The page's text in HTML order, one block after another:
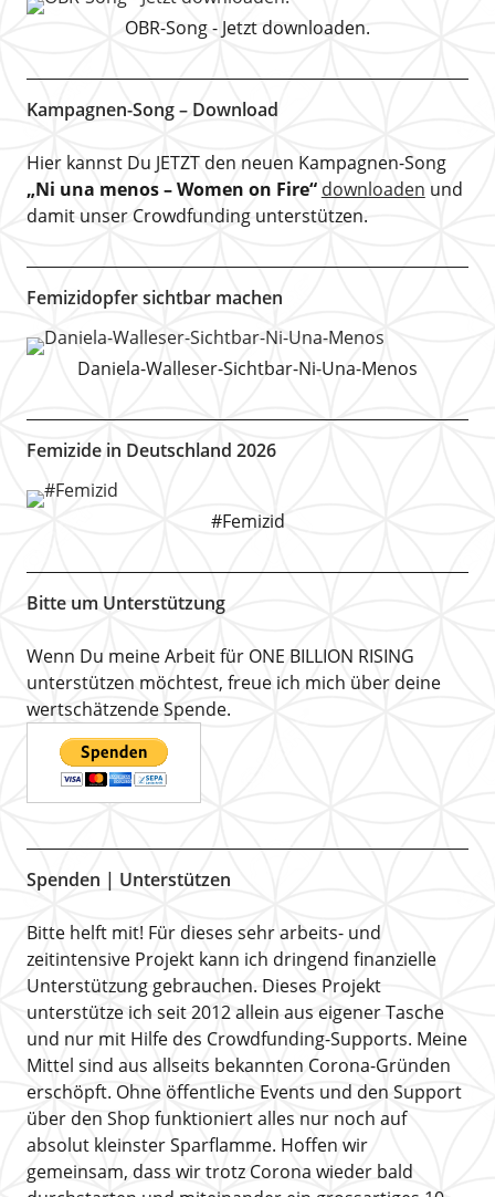
OBR-Song - Jetzt downloaden.
Kampagnen-Song – Download
Hier kannst Du JETZT den neuen Kampagnen-Song
„Ni una menos – Women on Fire“ downloaden und
damit unser Crowdfunding unterstützen.
Femizidopfer sichtbar machen
Daniela-Walleser-Sichtbar-Ni-Una-Menos
Femizide in Deutschland 2026
#Femizid
Bitte um Unterstützung
Wenn Du meine Arbeit für ONE BILLION RISING
unterstützen möchtest, freue ich mich über deine
wertschätzende Spende.
Spenden | Unterstützen
Bitte helft mit! Für dieses sehr arbeits- und
zeitintensive Projekt kann ich dringend finanzielle
Unterstützung gebrauchen. Dieses Projekt
unterstütze ich seit 2012 allein aus eigener Tasche
und nur mit Hilfe des Crowdfunding-Supports. Meine
Mittel sind aus allseits bekannten Corona-Gründen
erschöpft. Ohne öffentliche Events und den Support
über den Shop funktioniert alles nur noch auf
absolut kleinster Sparflamme. Hoffen wir
gemeinsam, dass wir trotz Corona wieder bald